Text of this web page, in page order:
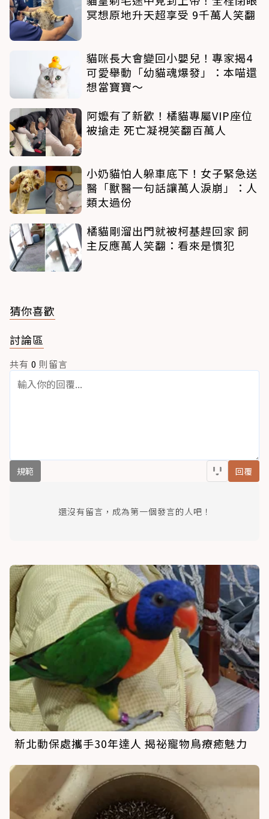
冥想原地升天超享受 9千萬人笑翻
貓咪長大會變回小嬰兒！專家揭4
可愛舉動「幼貓魂爆發」：本喵還
想當寶寶～
阿嬤有了新歡！橘貓專屬VIP座位
被搶走 死亡凝視笑翻百萬人
小奶貓怕人躲車底下！女子緊急送
醫「獸醫一句話讓萬人淚崩」：人
類太過份
橘貓剛溜出門就被柯基趕回家 飼
主反應萬人笑翻：看來是慣犯
猜你喜歡
討論區
共有 0 則留言
規範 回覆
還沒有留言，成為第一個發言的人吧！
新北動保處攜手30年達人 揭祕寵物鳥療癒魅力